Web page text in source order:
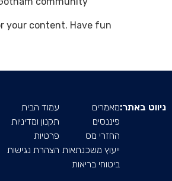
your content. Have fun!
ניווט באתר:מאמרים
פיננסים
החזרי מס
ייעוץ משכנתאות
ביטוחי בריאות
עמוד הבית
תקנון ומדיניות
פרטיות
הצהרת נגישות